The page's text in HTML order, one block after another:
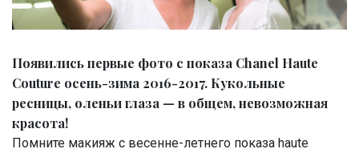
Появились первые фото с показа Chanel Haute
Couture осень-зима 2016-2017. Кукольные
ресницы, оленьи глаза — в общем, невозможная
красота!
Помните макияж с весенне-летнего показа haute